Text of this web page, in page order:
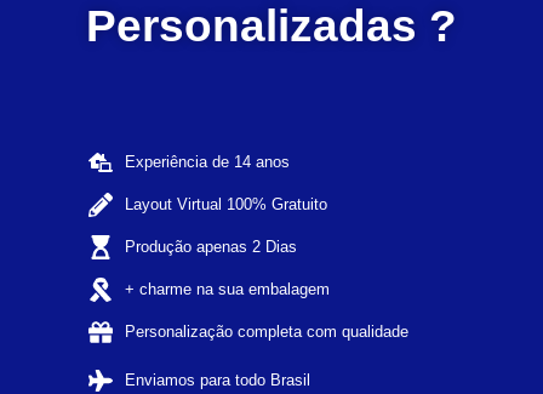
Personalizadas ?
Experiência de 14 anos
Layout Virtual 100% Gratuito
Produção apenas 2 Dias
+ charme na sua embalagem
Personalização completa com qualidade
Enviamos para todo Brasil